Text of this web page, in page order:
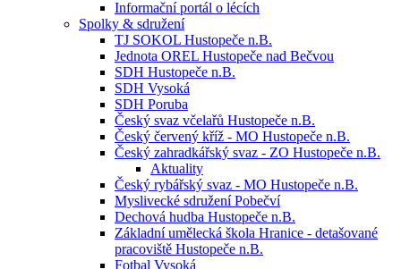
Informační portál o lécích
Spolky & sdružení
TJ SOKOL Hustopeče n.B.
Jednota OREL Hustopeče nad Bečvou
SDH Hustopeče n.B.
SDH Vysoká
SDH Poruba
Český svaz včelařů Hustopeče n.B.
Český červený kříž - MO Hustopeče n.B.
Český zahradkářský svaz - ZO Hustopeče n.B.
Aktuality
Český rybářský svaz - MO Hustopeče n.B.
Myslivecké sdružení Pobečví
Dechová hudba Hustopeče n.B.
Základní umělecká škola Hranice - detašované
pracoviště Hustopeče n.B.
Fotbal Vysoká